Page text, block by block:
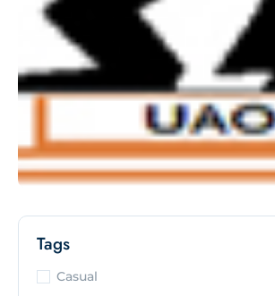
Tags
Casual